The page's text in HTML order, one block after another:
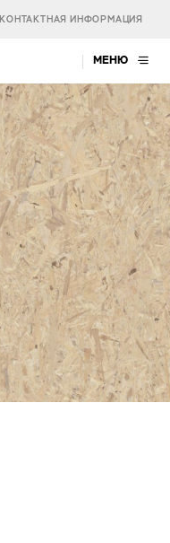
КОНТАКТНАЯ ИНФОРМАЦИЯ
МЕНЮ